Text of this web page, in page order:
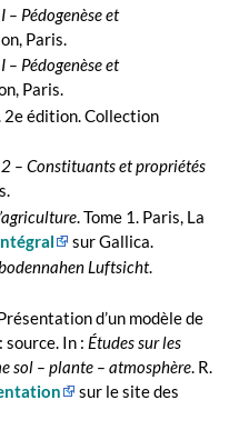
– Pédogenèse et
Paris.
– Pédogenèse et
Paris.
2e édition. Collection
– Constituants et propriétés
. Tome 1. Paris, La
sur Gallica.
Luftsicht.
d’un modèle de
source. In : Études sur les
sol – plante – atmosphère. R.
sur le site des